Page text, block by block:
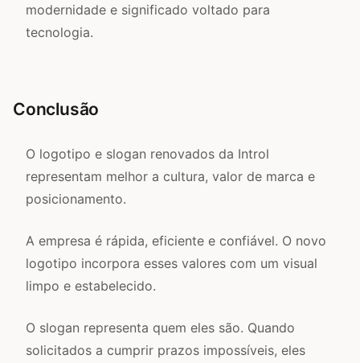
modernidade e significado voltado para
tecnologia.
Conclusão
O logotipo e slogan renovados da Introl
representam melhor a cultura, valor de marca e
posicionamento.
A empresa é rápida, eficiente e confiável. O novo
logotipo incorpora esses valores com um visual
limpo e estabelecido.
O slogan representa quem eles são. Quando
solicitados a cumprir prazos impossíveis, eles